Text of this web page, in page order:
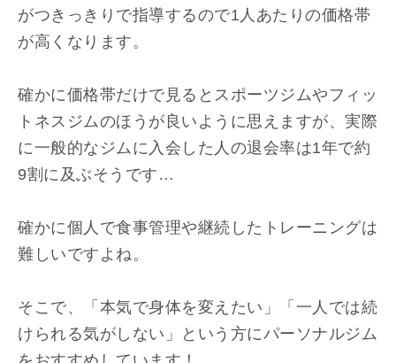
がつきっきりで指導するので1人あたりの価格帯
が高くなります。
確かに価格帯だけで見るとスポーツジムやフィッ
トネスジムのほうが良いように思えますが、実際
に一般的なジムに入会した人の退会率は1年で約
9割に及ぶそうです…
確かに個人で食事管理や継続したトレーニングは
難しいですよね。
そこで、「本気で身体を変えたい」「一人では続
けられる気がしない」という方にパーソナルジム